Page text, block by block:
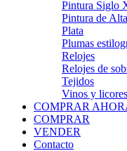
Pintura Siglo
Pintura de
Plata
Plumas
Relojes
Relojes de
Tejidos
Vinos y licores
COMPRAR
COMPRAR
VENDER
Contacto